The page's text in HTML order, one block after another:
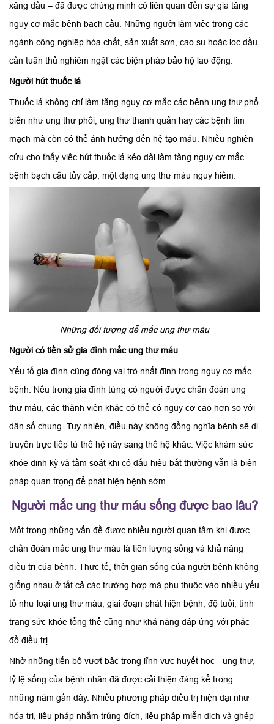
xăng dầu – đã được chứng minh có liên quan đến sự gia tăng
nguy cơ mắc bệnh bạch cầu. Những người làm việc trong các
ngành công nghiệp hóa chất, sản xuất sơn, cao su hoặc lọc dầu
cần tuân thủ nghiêm ngặt các biện pháp bảo hộ lao động.
Người hút thuốc lá
Thuốc lá không chỉ làm tăng nguy cơ mắc các bệnh ung thư phổ
biến như ung thư phổi, ung thư thanh quản hay các bệnh tim
mạch mà còn có thể ảnh hưởng đến hệ tạo máu. Nhiều nghiên
cứu cho thấy việc hút thuốc lá kéo dài làm tăng nguy cơ mắc
bệnh bạch cầu tủy cấp, một dạng ung thư máu nguy hiểm.
Những đối tượng dễ mắc ung thư máu
Người có tiền sử gia đình mắc ung thư máu
Yếu tố gia đình cũng đóng vai trò nhất định trong nguy cơ mắc
bệnh. Nếu trong gia đình từng có người được chẩn đoán ung
thư máu, các thành viên khác có thể có nguy cơ cao hơn so với
dân số chung. Tuy nhiên, điều này không đồng nghĩa bệnh sẽ di
truyền trực tiếp từ thế hệ này sang thế hệ khác. Việc khám sức
khỏe định kỳ và tầm soát khi có dấu hiệu bất thường vẫn là biện
pháp quan trọng để phát hiện bệnh sớm.
Người mắc ung thư máu sống được bao lâu?
Một trong những vấn đề được nhiều người quan tâm khi được
chẩn đoán mắc ung thư máu là tiên lượng sống và khả năng
điều trị của bệnh. Thực tế, thời gian sống của người bệnh không
giống nhau ở tất cả các trường hợp mà phụ thuộc vào nhiều yếu
tố như loại ung thư máu, giai đoạn phát hiện bệnh, độ tuổi, tình
trạng sức khỏe tổng thể cũng như khả năng đáp ứng với phác
đồ điều trị.
Nhờ những tiến bộ vượt bậc trong lĩnh vực huyết học - ung thư,
tỷ lệ sống của bệnh nhân đã được cải thiện đáng kể trong
những năm gần đây. Nhiều phương pháp điều trị hiện đại như
hóa trị, liệu pháp nhắm trúng đích, liệu pháp miễn dịch và ghép